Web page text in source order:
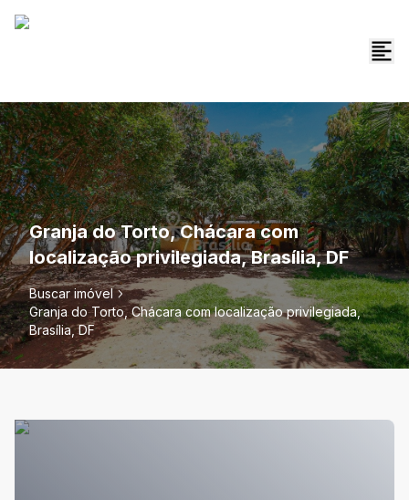
Granja do Torto, Chácara com
localização privilegiada, Brasília, DF
Buscar imóvel
Granja do Torto, Chácara com localização privilegiada,
Brasília, DF